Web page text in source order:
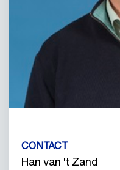
CONTACT
Han van 't Zand